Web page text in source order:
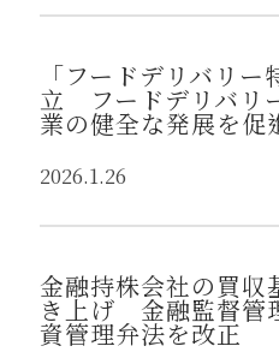
「フードデリバリー
立 フードデリバリ
業の健全な発展を促
2026.1.26
金融持株会社の買収
き上げ 金融監督管
資管理弁法を改正